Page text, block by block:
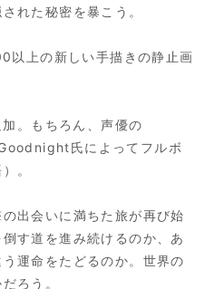
れた秘密を暴こう。
上の新しい手描きの静止画
。もちろん、声優の
氏によってフルボ
。
出会いに満ちた旅が再び始
す道を進み続けるのか、あ
運命をたどるのか。世界の
ろう。